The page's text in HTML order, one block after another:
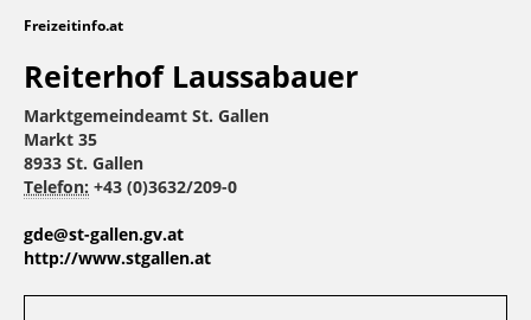
Freizeitinfo.at
Reiterhof Laussabauer
Marktgemeindeamt St. Gallen
Markt 35
8933 St. Gallen
Telefon: +43 (0)3632/209-0
gde@st-gallen.gv.at
http://www.stgallen.at